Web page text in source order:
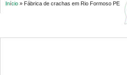
Início » Fábrica de crachas em Rio Formoso PE